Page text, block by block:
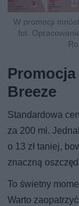
W promocji
fot.
Promocja
Breeze
Standardowa
za 200 ml.
o 13 zł taniej,
znaczną
To świetny
Warto